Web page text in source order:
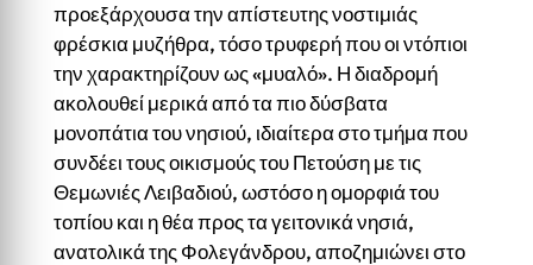
προεξάρχουσα την απίστευτης νοστιμιάς
φρέσκια μυζήθρα, τόσο τρυφερή που οι ντόπιοι
την χαρακτηρίζουν ως «μυαλό». Η διαδρομή
ακολουθεί μερικά από τα πιο δύσβατα
μονοπάτια του νησιού, ιδιαίτερα στο τμήμα που
συνδέει τους οικισμούς του Πετούση με τις
Θεμωνιές Λειβαδιού, ωστόσο η ομορφιά του
τοπίου και η θέα προς τα γειτονικά νησιά,
ανατολικά της Φολεγάνδρου, αποζημιώνει στο